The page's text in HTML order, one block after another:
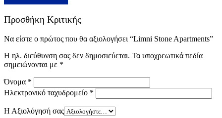
Προσθήκη Κριτικής
Να είστε ο πρώτος που θα αξιολογήσει “Limni Stone Apartments”
Η ηλ. διεύθυνση σας δεν δημοσιεύεται. Τα υποχρεωτικά πεδία
σημειώνονται με *
Όνομα *
Ηλεκτρονικό ταχυδρομείο *
Η Αξιολόγησή σας